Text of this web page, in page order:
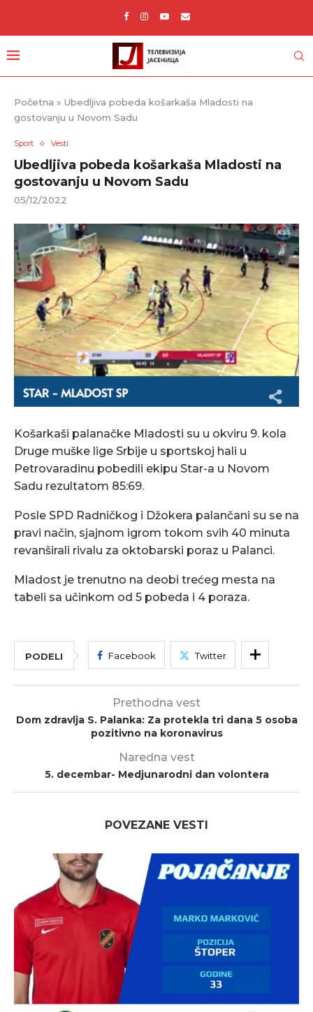
Početna » Ubedljiva pobeda košarkaša Mladosti na
gostovanju u Novom Sadu
Sport Vesti
Ubedljiva pobeda košarkaša Mladosti na
gostovanju u Novom Sadu
05/12/2022
Košarkaši palanačke Mladosti su u okviru 9. kola
Druge muške lige Srbije u sportskoj hali u
Petrovaradinu pobedili ekipu Star-a u Novom
Sadu rezultatom 85:69.
Posle SPD Radničkog i Džokera palančani su se na
pravi način, sjajnom igrom tokom svih 40 minuta
revanširali rivalu za oktobarski poraz u Palanci.
Mladost je trenutno na deobi trećeg mesta na
tabeli sa učinkom od 5 pobeda i 4 poraza.
PODELI Facebook Twitter
Prethodna vest
Dom zdravlja S. Palanka: Za protekla tri dana 5 osoba
pozitivno na koronavirus
Naredna vest
5. decembar- Medjunarodni dan volontera
POVEZANE VESTI